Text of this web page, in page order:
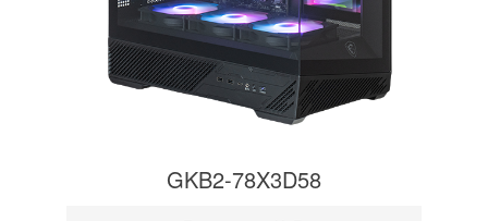
GKB2-78X3D58